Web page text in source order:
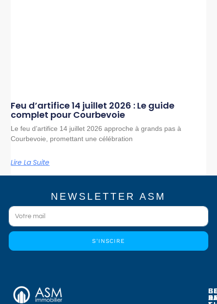
Feu d’artifice 14 juillet 2026 : Le guide
complet pour Courbevoie
Le feu d’artifice 14 juillet 2026 approche à grands pas à
Courbevoie, promettant une célébration
Lire La Suite
NEWSLETTER ASM
S'INSCIRE